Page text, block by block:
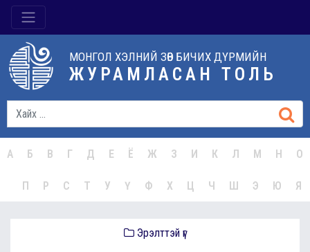
МОНГОЛ ХЭЛНИЙ ЗӨВ БИЧИХ ДҮРМИЙН
ЖУРАМЛАСАН ТОЛЬ
А Б В Г Д Е Ё Ж З И К Л М Н О
П Р С Т У Ү Ф Х Ц Ч Ш Э Ю Я
Эрэлттэй үг